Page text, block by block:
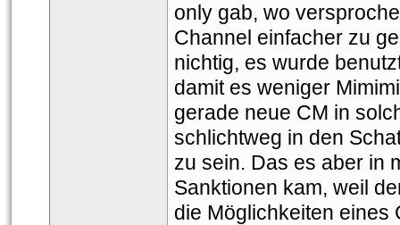
only gab, wo
Channel einfacher zu
nichtig, es wurde
damit es weniger
gerade neue CM in
chlichtweg in den
zu sein. Das es aber in
Sanktionen kam, weil
die Möglichkeiten eines